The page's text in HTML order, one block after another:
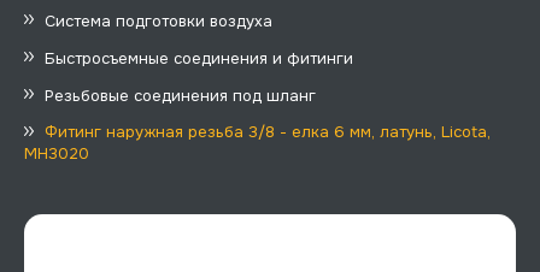
Система подготовки воздуха
Быстросъемные соединения и фитинги
Резьбовые соединения под шланг
Фитинг наружная резьба 3/8 - елка 6 мм, латунь, Licota,
MH3020